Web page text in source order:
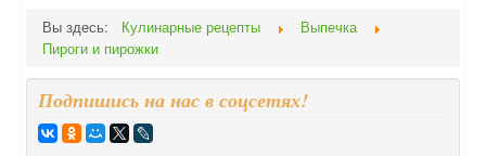
Вы здесь:
Кулинарные рецепты
Выпечка
Пироги и пирожки
Подпишись на нас в соцсетях!